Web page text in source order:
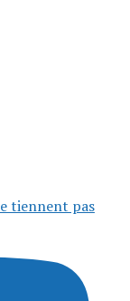
tiennent pas